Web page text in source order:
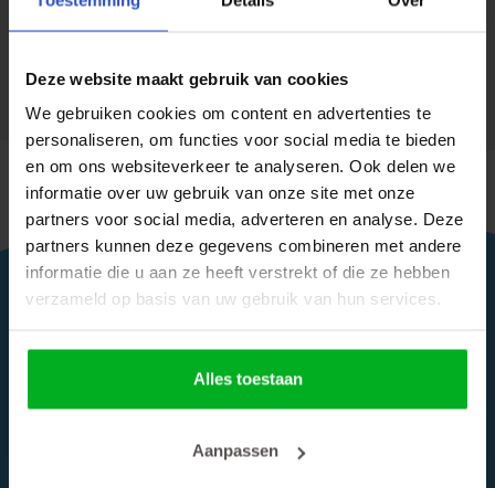
Deze website maakt gebruik van cookies
We gebruiken cookies om content en advertenties te
personaliseren, om functies voor social media te bieden
en om ons websiteverkeer te analyseren. Ook delen we
informatie over uw gebruik van onze site met onze
partners voor social media, adverteren en analyse. Deze
partners kunnen deze gegevens combineren met andere
informatie die u aan ze heeft verstrekt of die ze hebben
verzameld op basis van uw gebruik van hun services.
Alles toestaan
Aanpassen